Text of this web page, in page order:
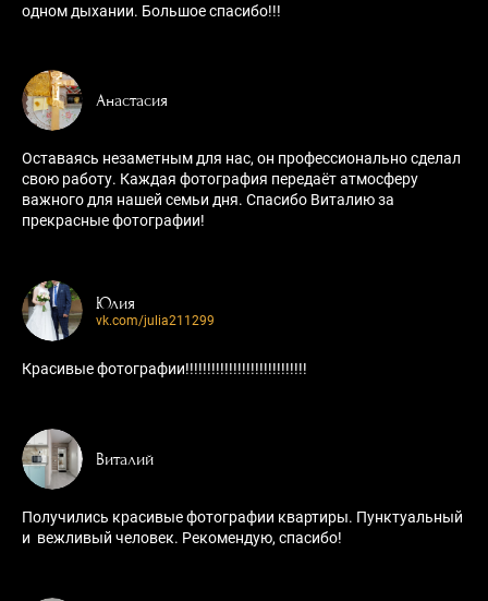
одном дыхании. Большое спасибо!!!
Анастасия
Оставаясь незаметным для нас, он профессионально сделал
свою работу. Каждая фотография передаёт атмосферу
важного для нашей семьи дня. Спасибо Виталию за
прекрасные фотографии!
Юлия
vk.com/julia211299
Красивые фотографии!!!!!!!!!!!!!!!!!!!!!!!!!!!!
Виталий
Получились красивые фотографии квартиры. Пунктуальный
и вежливый человек. Рекомендую, спасибо!